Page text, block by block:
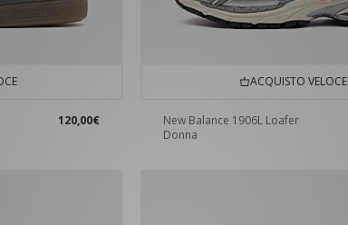
120,00€
ACQUISTO VELOCE
New Balance 1906L Loafer
Donna